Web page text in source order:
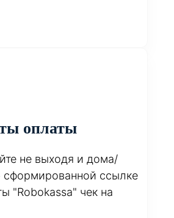
оплаты
не выходя и дома/
сформированной ссылке
"Robokassa" чек на